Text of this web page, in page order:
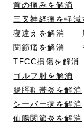
首の痛みを解消
三叉神経痛を軽減
寝違えを解消
関節痛を解消
TFCC損傷を解消
ゴルフ肘を解消
腸脛靭帯炎を解消
シーバー病を解消
仙腸関節炎を解消